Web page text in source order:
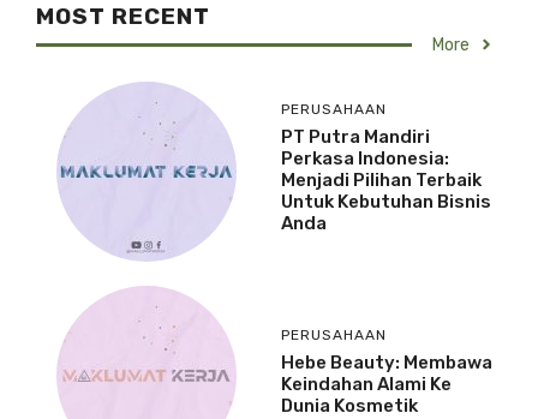
MOST RECENT
More
PERUSAHAAN
PT Putra Mandiri
Perkasa Indonesia:
Menjadi Pilihan Terbaik
Untuk Kebutuhan Bisnis
Anda
PERUSAHAAN
Hebe Beauty: Membawa
Keindahan Alami Ke
Dunia Kosmetik